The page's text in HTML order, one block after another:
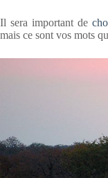
Il sera important de
mais ce sont vos mots